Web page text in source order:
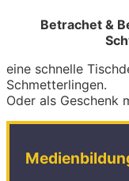
Betrachet &
eine schnelle
Schmetterlingen.
Oder als Geschenk